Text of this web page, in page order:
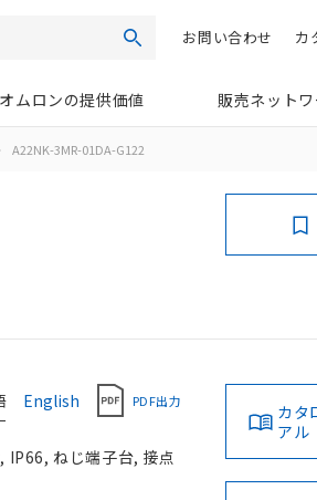
検索 カ
お問い合わせ
オムロンの提供価値 販売ネットワ
A22NK-3MR-01DA-G122
English PDF出力
IP66, ねじ端子台, 接点
カタ
アル